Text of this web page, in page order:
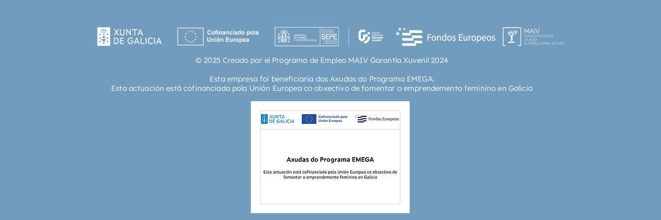
© 2025 Creado por el Programa de Empleo MAIV Garantía Xuvenil 2024
Esta empresa foi beneficiaria das Axudas do Programa EMEGA:
Esta actuación está cofinanciada pola Unión Europea co obxectivo de fomentar o emprendemento feminino en Galicia